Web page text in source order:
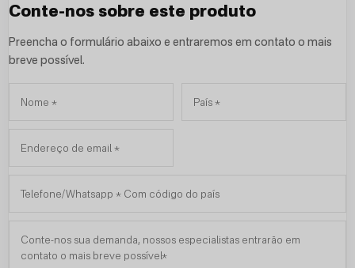
Conte-nos sobre este produto
Preencha o formulário abaixo e entraremos em contato o mais
breve possível.